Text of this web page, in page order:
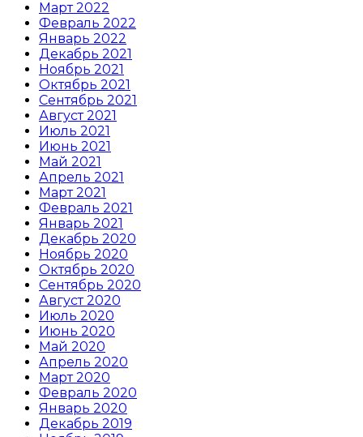
Март 2022
Февраль 2022
Январь 2022
Декабрь 2021
Ноябрь 2021
Октябрь 2021
Сентябрь 2021
Август 2021
Июль 2021
Июнь 2021
Май 2021
Апрель 2021
Март 2021
Февраль 2021
Январь 2021
Декабрь 2020
Ноябрь 2020
Октябрь 2020
Сентябрь 2020
Август 2020
Июль 2020
Июнь 2020
Май 2020
Апрель 2020
Март 2020
Февраль 2020
Январь 2020
Декабрь 2019